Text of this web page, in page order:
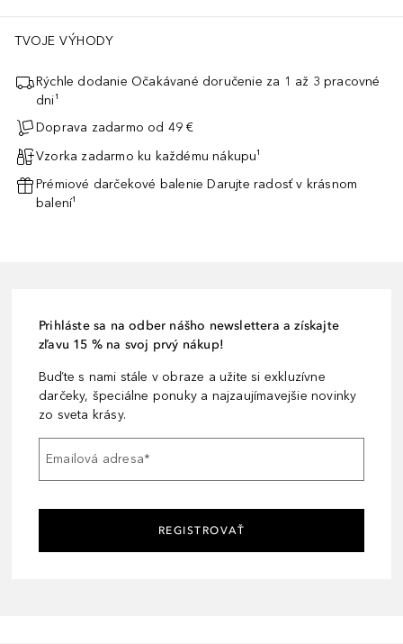
TVOJE VÝHODY
Rýchle dodanie Očakávané doručenie za 1 až 3 pracovné
dni¹
Doprava zadarmo od 49 €
Vzorka zadarmo ku každému nákupu¹
Prémiové darčekové balenie Darujte radosť v krásnom
balení¹
Prihláste sa na odber nášho newslettera a získajte
zľavu 15 % na svoj prvý nákup!
Buďte s nami stále v obraze a užite si exkluzívne
darčeky, špeciálne ponuky a najzaujímavejšie novinky
zo sveta krásy.
Emailová adresa*
REGISTROVAŤ